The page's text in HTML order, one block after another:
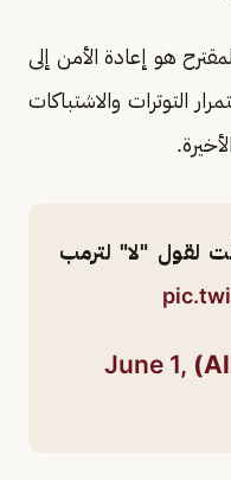
هو إعادة الأمن إلى
التوترات والاشتباكات
لقول "لا" لترمب
June 1,